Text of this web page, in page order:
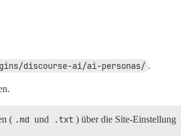
discourse-ai/ai-personas/ .
( .md und .txt ) über die Site-Einstellung